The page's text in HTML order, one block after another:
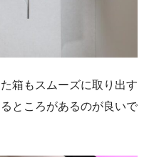
箱もスムーズに取り出す
ところがあるのが良いで